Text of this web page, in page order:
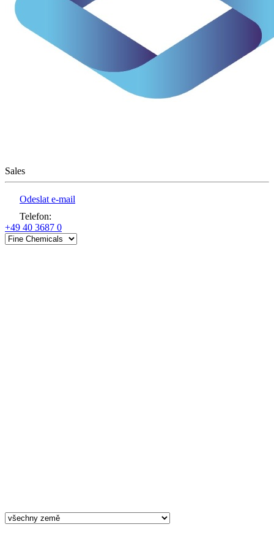
Sales
Odeslat e-mail
Telefon:
+49 40 3687 0